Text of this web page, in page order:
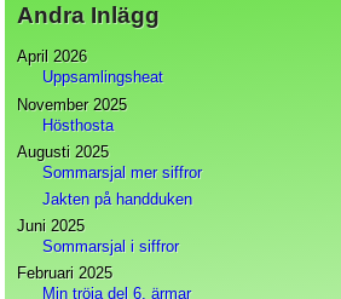
Andra Inlägg
April 2026
Uppsamlingsheat
November 2025
Hösthosta
Augusti 2025
Sommarsjal mer siffror
Jakten på handduken
Juni 2025
Sommarsjal i siffror
Februari 2025
Min tröja del 6, ärmar